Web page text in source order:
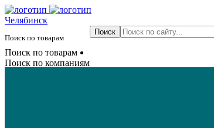
Челябинск
Поиск по товарам
Поиск по товарам
Поиск по компаниям